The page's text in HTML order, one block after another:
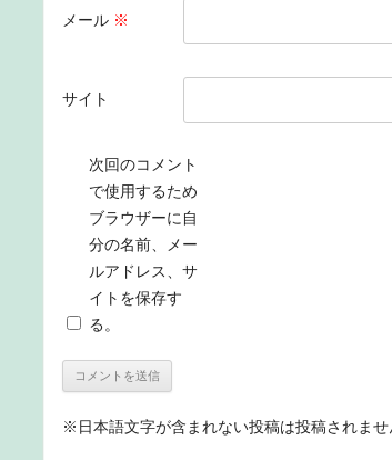
メール ※
サイト
次回のコメント
で使用するため
ブラウザーに自
分の名前、メー
ルアドレス、サ
イトを保存す
る。
※日本語文字が含まれない投稿は投稿されませ